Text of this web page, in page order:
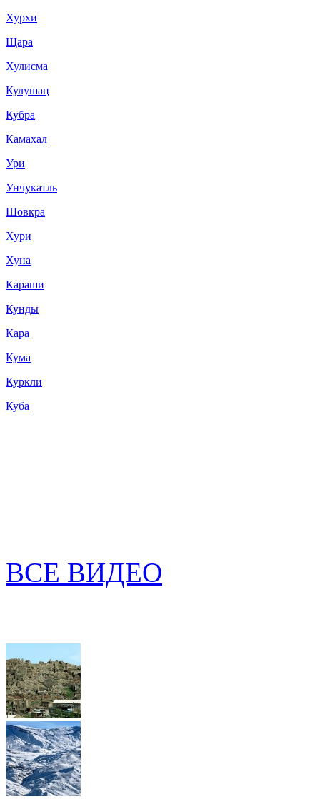
Хурхи
Щара
Хулисма
Кулушац
Кубра
Камахал
Ури
Унчукатль
Шовкра
Хури
Хуна
Караши
Кунды
Кара
Кума
Куркли
Куба
ВСЕ ВИДЕО